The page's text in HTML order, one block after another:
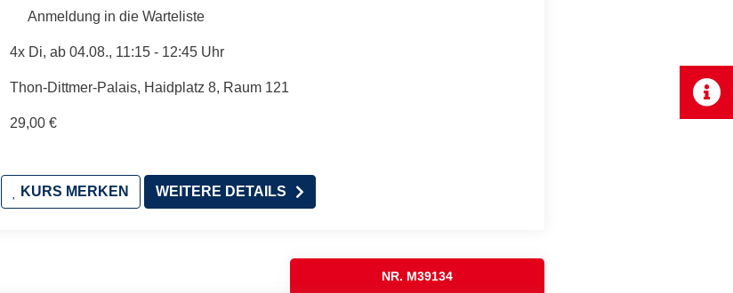
Anmeldung in die Warteliste
4x Di, ab 04.08., 11:15 - 12:45 Uhr
Thon-Dittmer-Palais, Haidplatz 8, Raum 121
29,00 €
KURS MERKEN WEITERE DETAILS
NR. M39134